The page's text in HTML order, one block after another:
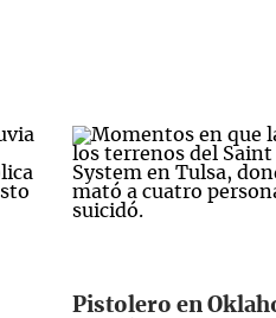
Pistolero en